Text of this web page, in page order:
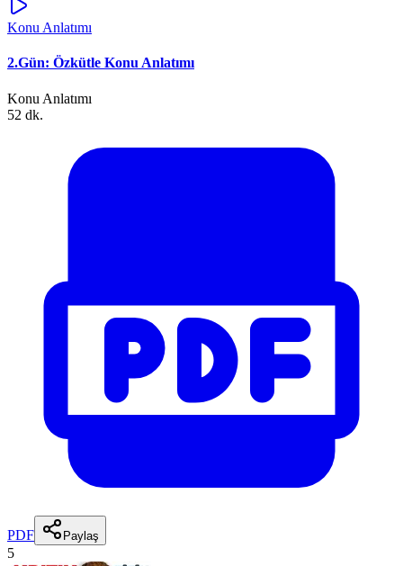
Konu Anlatımı
2.Gün: Özkütle Konu Anlatımı
Konu Anlatımı
52 dk.
PDF Paylaş
5